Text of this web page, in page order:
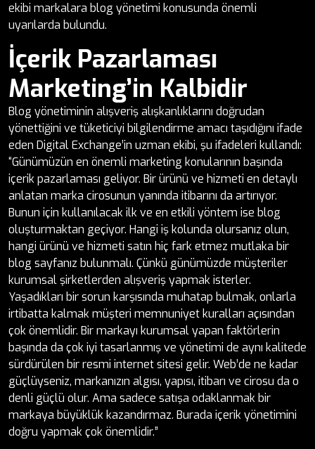
ekibi markalara blog yönetimi konusunda önemli
uyarılarda bulundu.
İçerik Pazarlaması
Marketing’in Kalbidir
Blog yönetiminin alışveriş alışkanlıklarını doğrudan
yönettiğini ve tüketiciyi bilgilendirme amacı taşıdığını ifade
eden Digital Exchange’in uzman ekibi, şu ifadeleri kullandı:
“Günümüzün en önemli marketing konularının başında
içerik pazarlaması geliyor. Bir ürünü ve hizmeti en detaylı
anlatan marka cirosunun yanında itibarını da artırıyor.
Bunun için kullanılacak ilk ve en etkili yöntem ise blog
oluşturmaktan geçiyor. Hangi iş kolunda olursanız olun,
hangi ürünü ve hizmeti satın hiç fark etmez mutlaka bir
blog sayfanız bulunmalı. Çünkü günümüzde müşteriler
kurumsal şirketlerden alışveriş yapmak isterler.
Yaşadıkları bir sorun karşısında muhatap bulmak, onlarla
irtibatta kalmak müşteri memnuniyet kuralları açısından
çok önemlidir. Bir markayı kurumsal yapan faktörlerin
başında da çok iyi tasarlanmış ve yönetimi de aynı kalitede
sürdürülen bir resmi internet sitesi gelir. Web’de ne kadar
güçlüyseniz, markanızın algısı, yapısı, itibarı ve cirosu da o
denli güçlü olur. Ama sadece satışa odaklanmak bir
markaya büyüklük kazandırmaz. Burada içerik yönetimini
doğru yapmak çok önemlidir.”